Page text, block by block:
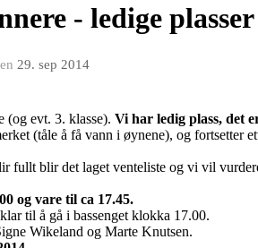
- ledige
29. sep 2014
(og evt. 3. klasse). Vi har ledig plass, det
(tåle å få vann i øynene), og fortsetter
fullt blir det laget venteliste og vi vil
og vare til ca 17.45.
til å gå i bassenget klokka 17.00.
Wikeland og Marte Knutsen.